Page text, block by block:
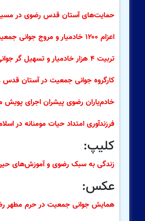
حمایت‌های آستان قدس رضوی در
اعزام ۱۲۰۰ خادمیار و مروج جوانی جمعیت به رویدادهای فرهنگی کشور
تربیت ۴ هزار خادمیار و تسهیل گر جوانی جمعیت در کشور
کارگروه جوانی جمعیت در آستان
خادم‌یاران رضوی پیشران اجرای پویش
فرزندآوری امتداد حیات مومنانه در
کلیپ:
زندگی به سبک رضوی و آموزش‌های حین
عکس:
همایش جوانی جمعیت در حرم مطهر